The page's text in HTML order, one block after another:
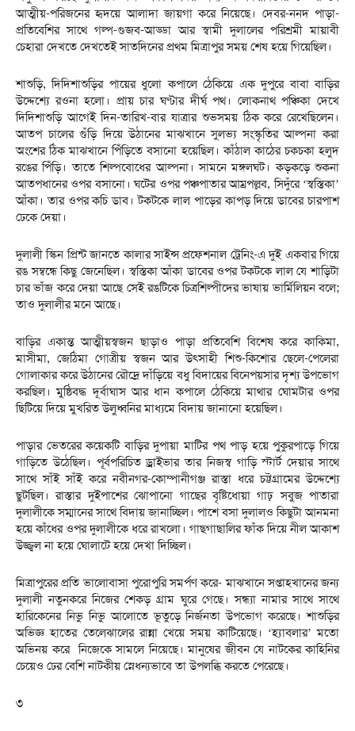
আত্মীয়-পরিজনের হৃদয়ে আলাদা জায়গা করে নিয়েছে। দেবর-ননদ পাড়া-
প্রতিবেশির সাথে গল্প-গুজব-আড্ডা আর স্বামী দুলালের পরিশ্রমী মায়াবী
চেহারা দেখতে দেখতেই সাতদিনের প্রথম মিত্রাপুর সময় শেষ হয়ে গিয়েছিল।
শাশুড়ি, দিদিশাশুড়ির পায়ের ধুলো কপালে ঠেকিয়ে এক দুপুরে বাবা বাড়ির
উদ্দেশ্যে রওনা হলো। প্রায় চার ঘণ্টার দীর্ঘ পথ। লোকনাথ পঞ্চিকা দেখে
দিদিশাশুড়ি আগেই দিন-তারিখ-বার যাত্রার শুভসময় ঠিক করে রেখেছিলেন।
আতপ চালের গুঁড়ি দিয়ে উঠানের মাঝখানে সুলভ্য সংস্কৃতির আল্পনা করা
অংশের ঠিক মাঝখানে পিঁড়িতে বসানো হয়েছিল। কাঁঠাল কাঠের চকচকা হলুদ
রঙের পিঁড়ি। তাতে শিল্পবোধের আল্পনা। সামনে মঙ্গলঘট। কড়কড়ে শুকনা
আতপধানের ওপর বসানো। ঘটের ওপর পঞ্চপাতার আম্রপল্লব, সিদুঁরে ‘স্বস্তিকা’
আঁকা। তার ওপর কচি ডাব। টকটকে লাল পাড়ের কাপড় দিয়ে ডাবের চারপাশ
ঢেকে দেয়া।
দুলালী স্কিন প্রিন্ট জানতে কালার সাইন্স প্রফেশনাল ট্রেনিং-এ দুই একবার গিয়ে
রঙ সম্বন্ধে কিছু জেনেছিল। স্বস্তিকা আঁকা ডাবের ওপর টকটকে লাল যে শাড়িটা
চার ভাঁজ করে দেয়া আছে সেই রঙটিকে চিত্রশিল্পীদের ভাষায় ভার্মিলিয়ন বলে;
তাও দুলালীর মনে আছে।
বাড়ির একান্ত আত্মীয়স্বজন ছাড়াও পাড়া প্রতিবেশি বিশেষ করে কাকিমা,
মাসীমা, জেঠিমা গোত্রীয় স্বজন আর উৎসাহী শিশু-কিশোর ছেলে-পেলেরা
গোলাকার করে উঠানের রৌদ্রে দাঁড়িয়ে বধু বিদায়ের বিনেপয়সার দৃশ্য উপভোগ
করছিল। মুষ্ঠিবদ্ধ দূর্বাঘাস আর ধান কপালে ঠেকিয়ে মাথার ঘোমটার ওপর
ছিটিয়ে দিয়ে মুখরিত উলুধ্বনির মাধ্যমে বিদায় জানানো হয়েছিল।
পাড়ার ভেতরের কয়েকটি বাড়ির দুপায়া মাটির পথ পাড় হয়ে পুকুরপাড়ে গিয়ে
গাড়িতে উঠেছিল। পূর্বপরিচিত ড্রাইভার তার নিজস্ব গাড়ি স্টার্ট দেয়ার সাথে
সাথে সাঁই সাঁই করে নবীনগর-কোম্পানীগঞ্জ রাস্তা ধরে চট্টগ্রামের উদ্দেশ্যে
ছুটছিল। রাস্তার দুইপাশের ঝোপানো গাছের বৃষ্টিধোয়া গাঢ় সবুজ পাতারা
দুলালীকে সম্মানের সাথে বিদায় জানাচ্ছিল। পাশে বসা দুলালও কিছুটা আনমনা
হয়ে কাঁধের ওপর দুলালীকে ধরে রাখলো। গাছগাছালির ফাঁক দিয়ে নীল আকাশ
উজ্জ্বল না হয়ে ঘোলাটে হয়ে দেখা দিচ্ছিল।
মিত্রাপুরের প্রতি ভালোবাসা পুরোপুরি সমর্পণ করে- মাঝখানে সপ্তাহখানের জন্য
দুলালী নতুনকরে নিজের শেকড় গ্রাম ঘুরে গেছে। সন্ধ্যা নামার সাথে সাথে
হারিকেনের নিভু নিভু আলোতে ভূতুড়ে নির্জনতা উপভোগ করেছে। শাশুড়ির
অভিজ্ঞ হাতের তেলেঝালের রান্না খেয়ে সময় কাটিয়েছে। ‘হ্যাবলার’ মতো
অভিনয় করে নিজেকে সামলে নিয়েছে। মানুষের জীবন যে নাটকের কাহিনির
চেয়েও ঢের বেশি নাটকীয় স্নেধন্যভাবে তা উপলব্ধি করতে পেরেছে।
৩